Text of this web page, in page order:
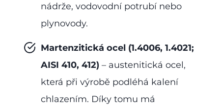
nádrže, vodovodní potrubí nebo
plynovody.
Martenzitická ocel (1.4006, 1.4021;
AISI 410, 412) – austenitická ocel,
která při výrobě podléhá kalení
chlazením. Díky tomu má